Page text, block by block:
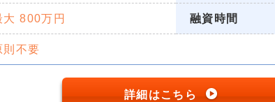
大 800万円 融資時間
則不要
詳細はこちら